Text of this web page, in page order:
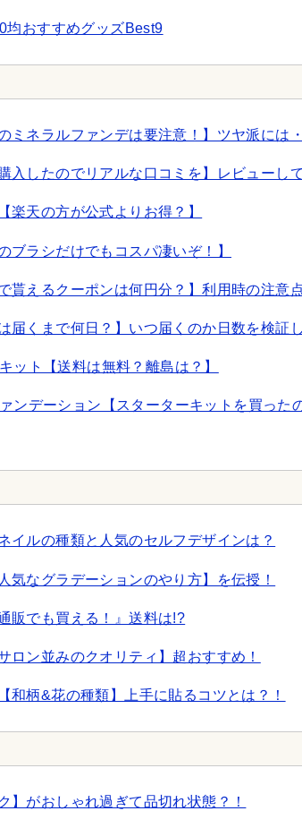
均おすすめグッズBest9
ミネラルファンデは要注意！】ツヤ派には・
入したのでリアルな口コミを】レビューし
楽天の方が公式よりお得？】
ブラシだけでもコスパ凄いぞ！】
貰えるクーポンは何円分？】利用時の注意点
届くまで何日？】いつ届くのか日数を検証
ット【送料は無料？離島は？】
ンデーション【スターターキットを買った
イルの種類と人気のセルフデザインは？
気なグラデーションのやり方】を伝授！
販でも買える！』送料は!?
ロン並みのクオリティ】超おすすめ！
和柄&花の種類】上手に貼るコツとは？！
】がおしゃれ過ぎて品切れ状態？！